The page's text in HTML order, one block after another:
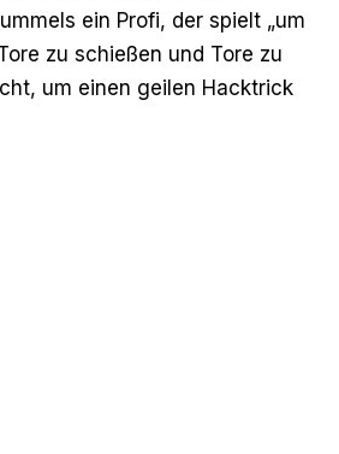
ein Profi, der spielt „um
zu schießen und Tore zu
um einen geilen Hacktrick